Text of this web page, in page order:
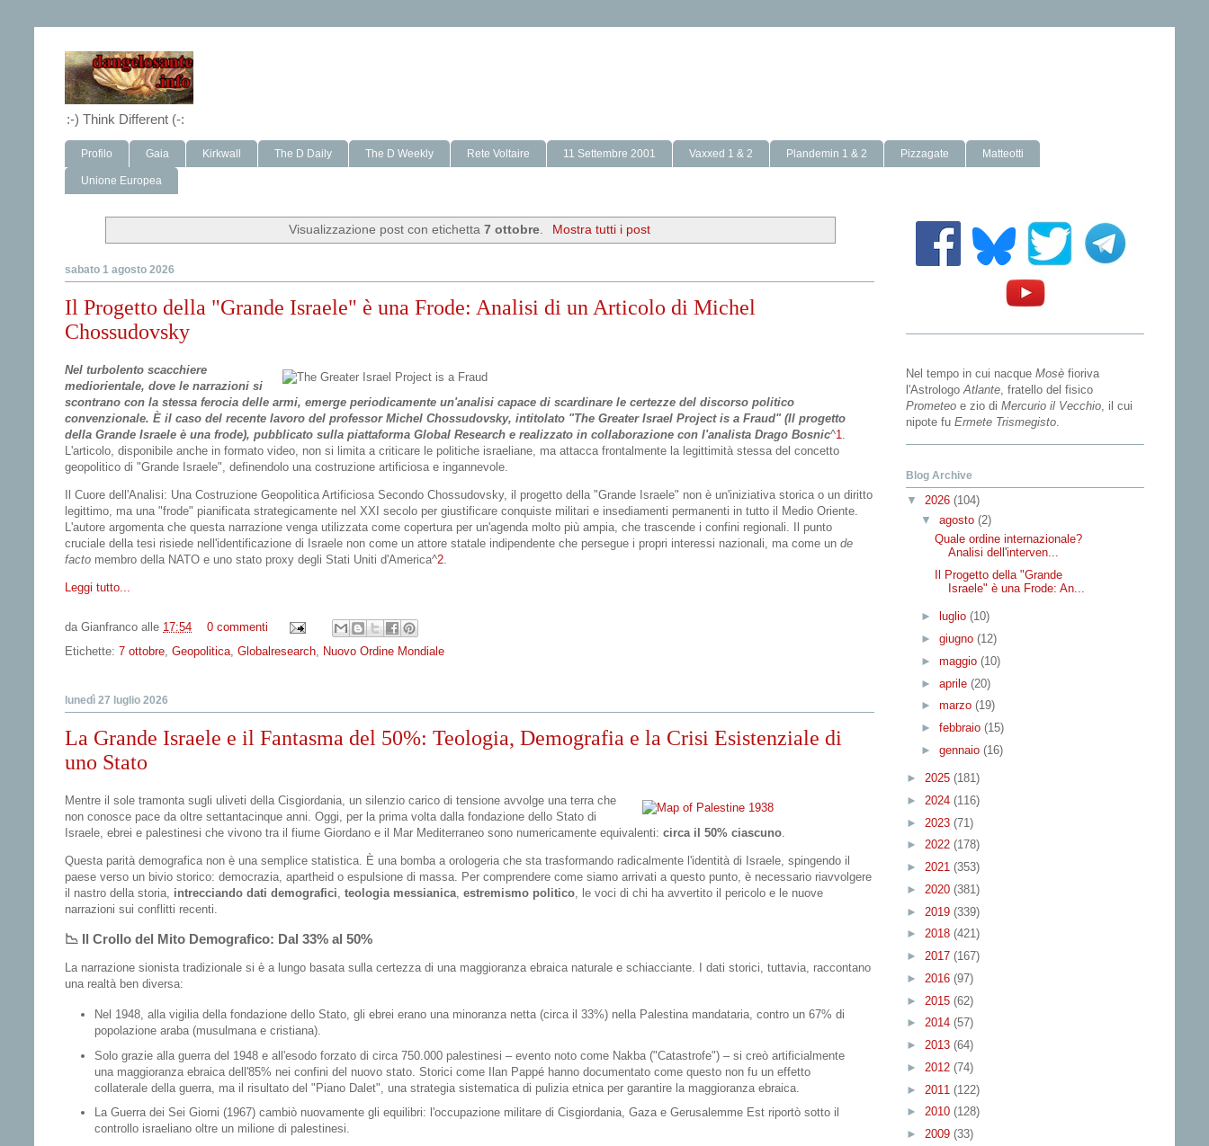
:-) Think Different (-:
Profilo Gaia Kirkwall The D Daily The D Weekly Rete Voltaire 11 Settembre 2001 Vaxxed 1 & 2 Plandemin 1 & 2 Pizzagate Matteotti
Unione Europea
Visualizzazione post con etichetta7 ottobre Mostra tutti i post
sabato 1 agosto 2026
Il Progetto della "Grande Israele" è una Frode: Analisi di un Articolo di Michel
Chossudovsky
Nel turbolento scacchiere
mediorientale, dove le narrazioni si
scontrano con la stessa ferocia delle armi, emerge periodicamente un'analisi capace di scardinare le certezze del discorso politico
convenzionale. È il caso del recente lavoro del professor Michel Chossudovsky, intitolato "The Greater Israel Project is a Fraud" (Il progetto
della Grande Israele è una frode), pubblicato sulla piattaforma Global Research e realizzato in collaborazione con l'analista Drago Bosnic^1
L'articolo, disponibile anche in formato video, non si limita a criticare le politiche israeliane, ma attacca frontalmente la legittimità stessa del concetto
geopolitico di "Grande Israele", definendolo una costruzione artificiosa e ingannevole.
Il Cuore dell'Analisi: Una Costruzione Geopolitica Artificiosa Secondo Chossudovsky, il progetto della "Grande Israele" non è un'iniziativa storica o un diritto
legittimo, ma una "frode" pianificata strategicamente nel XXI secolo per giustificare conquiste militari e insediamenti permanenti in tutto il Medio Oriente.
L'autore argomenta che questa narrazione venga utilizzata come copertura per un'agenda molto più ampia, che trascende i confini regionali. Il punto
cruciale della tesi risiede nell'identificazione di Israele non come un attore statale indipendente che persegue i propri interessi nazionali, ma come un de
facto membro della NATO e uno stato proxy degli Stati Uniti d'America^2
Leggi tutto...
da Gianfranco alle 17:54
0 commenti
Etichette: 7 ottobre Geopolitica Globalresearch Nuovo Ordine Mondiale
lunedì 27 luglio 2026
La Grande Israele e il Fantasma del 50%: Teologia, Demografia e la Crisi Esistenziale di
uno Stato
Mentre il sole tramonta sugli uliveti della Cisgiordania, un silenzio carico di tensione avvolge una terra che
non conosce pace da oltre settantacinque anni. Oggi, per la prima volta dalla fondazione dello Stato di
Israele, ebrei e palestinesi che vivono tra il fiume Giordano e il Mar Mediterraneo sono numericamente equivalenti: circa il 50% ciascuno
Questa parità demografica non è una semplice statistica. È una bomba a orologeria che sta trasformando radicalmente l'identità di Israele, spingendo il
paese verso un bivio storico: democrazia, apartheid o espulsione di massa. Per comprendere come siamo arrivati a questo punto, è necessario riavvolgere
il nastro della storia, intrecciando dati demografici teologia messianica estremismo politico , le voci di chi ha avvertito il pericolo e le nuove
narrazioni sui conflitti recenti.
📉 Il Crollo del Mito Demografico: Dal 33% al 50%
La narrazione sionista tradizionale si è a lungo basata sulla certezza di una maggioranza ebraica naturale e schiacciante. I dati storici, tuttavia, raccontano
una realtà ben diversa:
Nel 1948, alla vigilia della fondazione dello Stato, gli ebrei erano una minoranza netta (circa il 33%)nella Palestina mandataria, contro un 67% di
popolazione araba(musulmana e cristiana).
Solo grazie alla guerra del 1948 e all'esodo forzato di circa 750.000 palestinesi – evento noto come Nakba("Catastrofe") – si creò artificialmente
una maggioranza ebraica dell'85% nei confini del nuovo stato. Storici come Ilan Pappéhanno documentato come questo non fu un effetto
collaterale della guerra, ma il risultato del "Piano Dalet" , una strategia sistematica di pulizia etnica per garantire la maggioranza ebraica.
La Guerra dei Sei Giorni (1967)cambiò nuovamente gli equilibri: l'occupazione militare di Cisgiordania, Gaza e Gerusalemme Est riportò sotto il
controllo israeliano oltre un milione di palestinesi.
Nel tempo in cui nacque Mosè fioriva
l'Astrologo Atlante , fratello del fisico
Prometeo e zio di Mercurio il Vecchio , il cui
nipote fu Ermete Trismegisto
Blog Archive
▼ 2026 (104)
▼ agosto (2)
Quale ordine internazionale?
Analisi dell'interven...
Il Progetto della "Grande
Israele" è una Frode: An...
► luglio (10)
► giugno (12)
► maggio (10)
► aprile (20)
► marzo (19)
► febbraio (15)
► gennaio (16)
► 2025 (181)
► 2024 (116)
► 2023 (71)
► 2022 (178)
► 2021 (353)
► 2020 (381)
► 2019 (339)
► 2018 (421)
► 2017 (167)
► 2016 (97)
► 2015 (62)
► 2014 (57)
► 2013 (64)
► 2012 (74)
► 2011 (122)
► 2010 (128)
► 2009 (33)